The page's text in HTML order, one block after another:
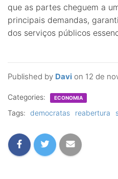
Published by Davi on 12 de
que as partes cheguem a
principais demandas,
dos serviços públicos
Categories: ECONOMIA
Tags: democratas reabertura